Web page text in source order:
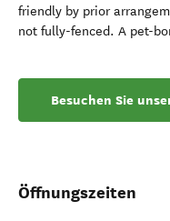
friendly by prior
not fully-fenced. A pet-
Besuchen Sie
Öffnungszeiten